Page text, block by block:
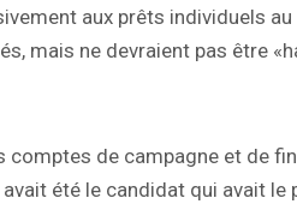
aux prêts individuels
mais ne devraient pas être
comptes de campagne et de
été le candidat qui avait